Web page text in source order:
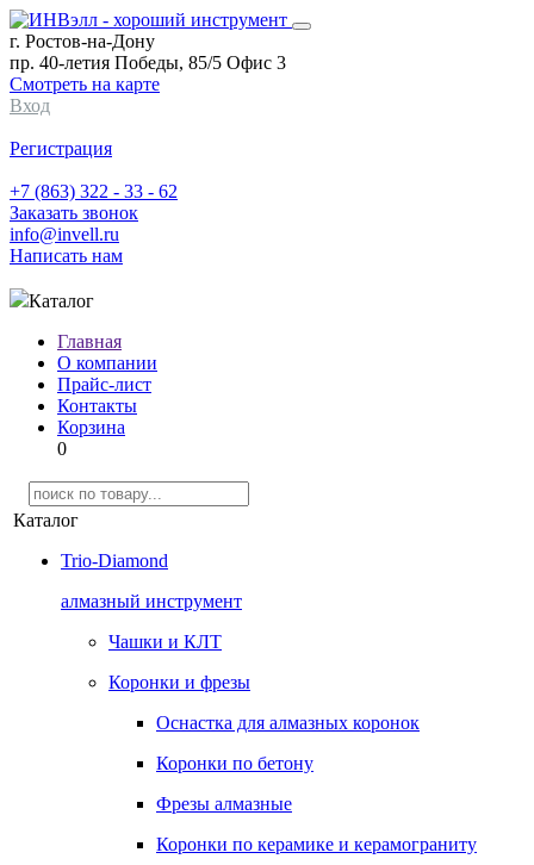
г. Ростов-на-Дону
пр. 40-летия Победы, 85/5 Офис 3
Смотреть на карте
Вход
Регистрация
+7 (863) 322 - 33 - 62
Заказать звонок
info@invell.ru
Написать нам
Каталог
Главная
О компании
Прайс-лист
Контакты
Корзина
0
Каталог
Trio-Diamond
алмазный инструмент
Чашки и КЛТ
Коронки и фрезы
Оснастка для алмазных коронок
Коронки по бетону
Фрезы алмазные
Коронки по керамике и керамограниту